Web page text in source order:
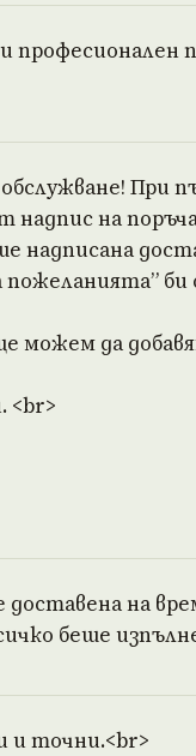
професионален
При
на
надписана
би
можем да
<br>
на
беше
и точни.<br>